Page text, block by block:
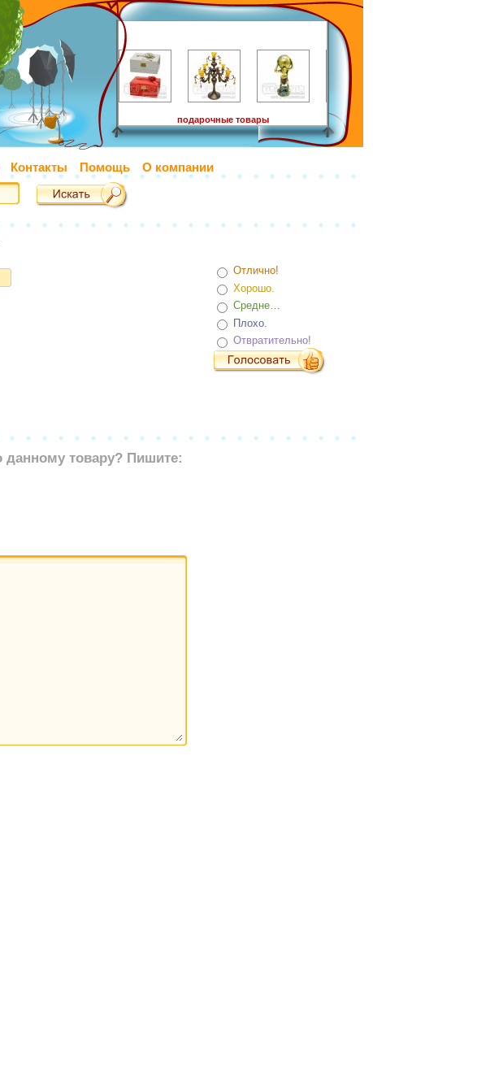
Контакты Помощь О компании
подарочные товары
Отлично!
Хорошо.
Средне…
Плохо.
Отвратительно!
товару? Пишите: